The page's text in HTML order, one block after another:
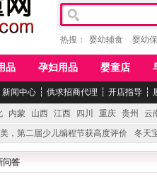
热搜： 婴幼辅食 婴幼
品 孕妇用品 婴童店
新闻中心 ┆ 供求招商代理 ┆ 开店指导 ┆
内蒙 山西 江西 四川 重庆 贵州
云
，第二届少儿编程节获高度评价
冬天
,毕竟母婴产品比较特殊。”
妇幼广场
问答